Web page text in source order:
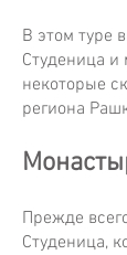
В этом туре
Студеница
некоторые
региона
Прежде
Студеница,